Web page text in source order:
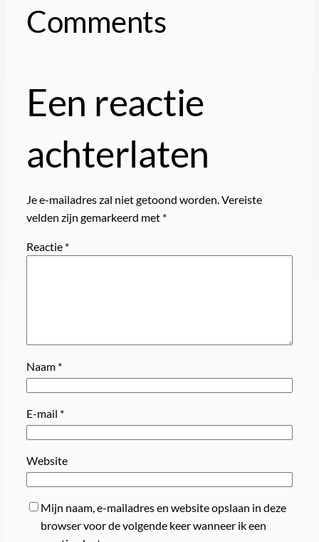
Comments
Een reactie
achterlaten
Je e-mailadres zal niet getoond worden.Vereiste
velden zijn gemarkeerd met *
Reactie *
Naam *
E-mail *
Website
Mijn naam, e-mailadres en website opslaan in deze
browser voor de volgende keer wanneer ik een